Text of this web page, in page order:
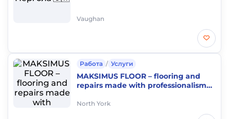
Vaughan
Работа / Услуги
MAKSIMUS FLOOR – flooring and
repairs made with professionalism
North York